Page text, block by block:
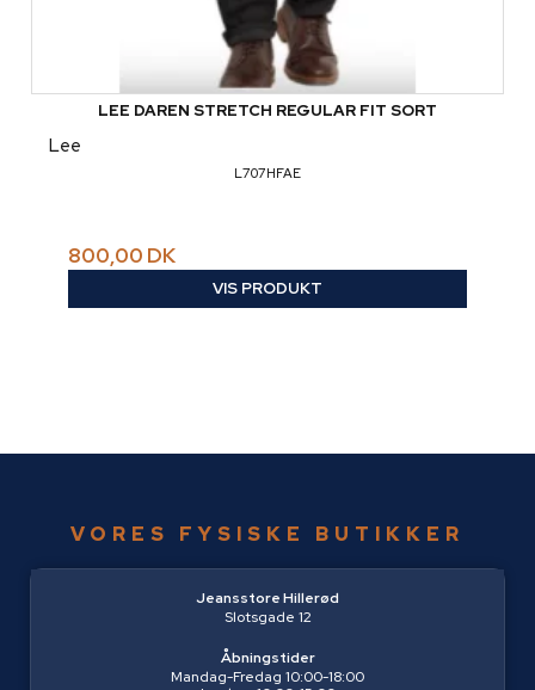
LEE DAREN STRETCH REGULAR FIT SORT
Lee
L707HFAE
800,00 DK
VIS PRODUKT
VORES FYSISKE BUTIKKER
Jeansstore Hillerød
Slotsgade 12
Åbningstider
Mandag-Fredag 10:00-18:00